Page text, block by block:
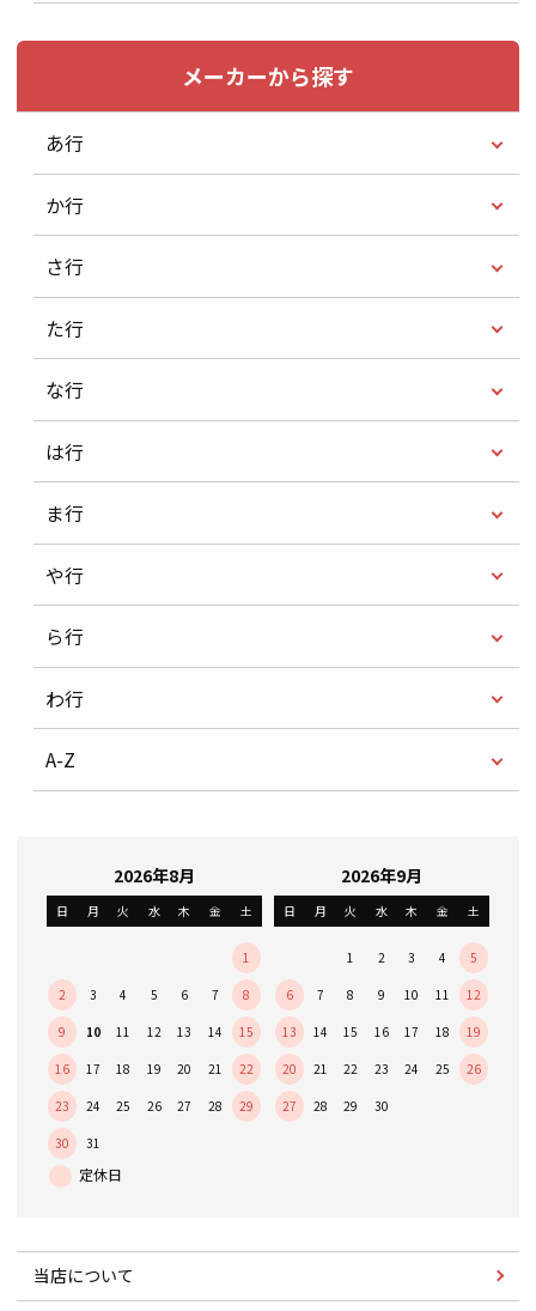
メーカーから探す
あ行
か行
さ行
た行
な行
は行
ま行
や行
ら行
わ行
A-Z
2026年8月
日 月 火 水 木 金 土
1
2 3 4 5 6 7 8
9 10 11 12 13 14 15
16 17 18 19 20 21 22
23 24 25 26 27 28 29
30 31
2026年9月
日 月 火 水 木 金 土
1 2 3 4 5
6 7 8 9 10 11 12
13 14 15 16 17 18 19
20 21 22 23 24 25 26
27 28 29 30
当店について